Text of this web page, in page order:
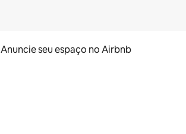
Anuncie seu espaço no Airbnb